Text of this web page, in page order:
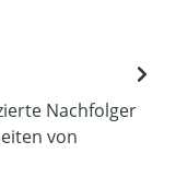
Nachfolger
von